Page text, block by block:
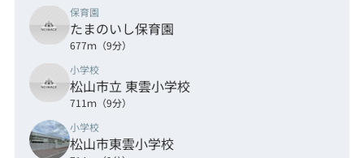
保育園
たまのいし保育園
677ｍ（9分）
小学校
松山市立 東雲小学校
711ｍ（9分）
小学校
松山市東雲小学校